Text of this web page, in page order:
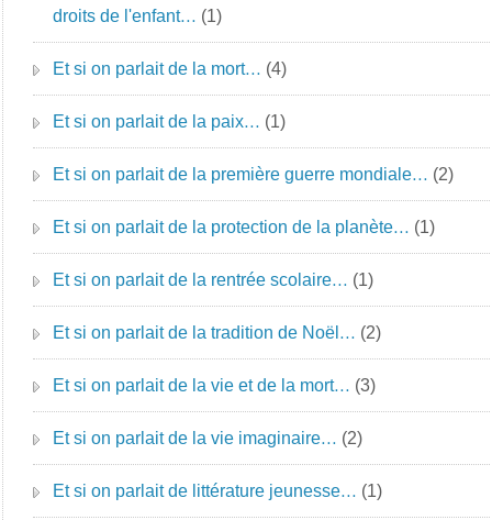
droits de l'enfant… (1)
Et si on parlait de la mort… (4)
Et si on parlait de la paix… (1)
Et si on parlait de la première guerre mondiale… (2)
Et si on parlait de la protection de la planète… (1)
Et si on parlait de la rentrée scolaire… (1)
Et si on parlait de la tradition de Noël… (2)
Et si on parlait de la vie et de la mort… (3)
Et si on parlait de la vie imaginaire… (2)
Et si on parlait de littérature jeunesse… (1)